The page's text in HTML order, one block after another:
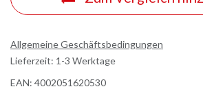
Allgemeine Geschäftsbedingungen
Lieferzeit: 1-3 Werktage
EAN: 4002051620530